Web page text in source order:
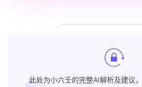
此处为小六壬的完整AI解析及建议